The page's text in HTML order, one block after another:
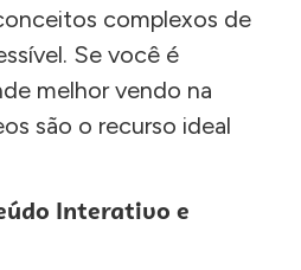
complexos de
Se você é
melhor vendo na
são o recurso ideal
Interativo e